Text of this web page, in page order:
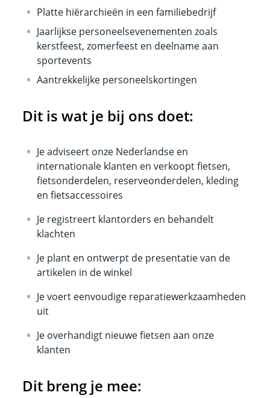
Platte hiërarchieën in een familiebedrijf
Jaarlijkse personeelsevenementen zoals
kerstfeest, zomerfeest en deelname aan
sportevents
Aantrekkelijke personeelskortingen
Dit is wat je bij ons doet:
Je adviseert onze Nederlandse en
internationale klanten en verkoopt fietsen,
fietsonderdelen, reserveonderdelen, kleding
en fietsaccessoires
Je registreert klantorders en behandelt
klachten
Je plant en ontwerpt de presentatie van de
artikelen in de winkel
Je voert eenvoudige reparatiewerkzaamheden
uit
Je overhandigt nieuwe fietsen aan onze
klanten
Dit breng je mee: